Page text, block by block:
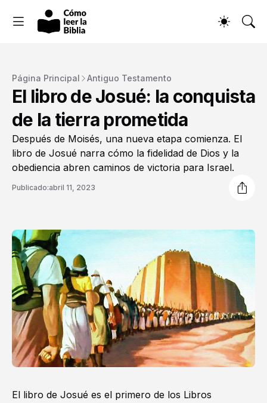
Página Principal Antiguo Testamento
El libro de Josué: la conquista
de la tierra prometida
Después de Moisés, una nueva etapa comienza. El
libro de Josué narra cómo la fidelidad de Dios y la
obediencia abren caminos de victoria para Israel.
Publicado:abril 11, 2023
El libro de Josué es el primero de los Libros